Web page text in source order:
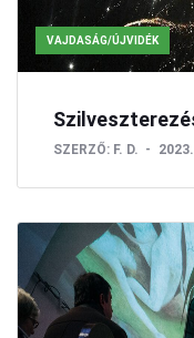
VAJDASÁG/ÚJVIDÉK
SZERZŐ: F. D.